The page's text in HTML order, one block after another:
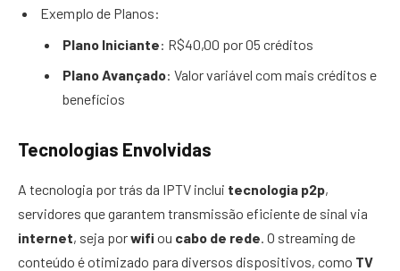
Exemplo de Planos:
Plano Iniciante: R$40,00 por 05 créditos
Plano Avançado: Valor variável com mais créditos e
benefícios
Tecnologias Envolvidas
A tecnologia por trás da IPTV inclui tecnologia p2p,
servidores que garantem transmissão eficiente de sinal via
internet, seja porwifi ou cabo de rede . O streaming de
conteúdo é otimizado para diversos dispositivos, como TV